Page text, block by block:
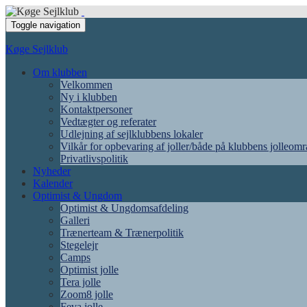
Toggle navigation
Køge Sejlklub
Om klubben
Velkommen
Ny i klubben
Kontaktpersoner
Vedtægter og referater
Udlejning af sejlklubbens lokaler
Vilkår for opbevaring af joller/både på klubbens
Privatlivspolitik
Nyheder
Kalender
Optimist & Ungdom
Optimist & Ungdomsafdeling
Galleri
Trænerteam & Trænerpolitik
Stegelejr
Camps
Optimist jolle
Tera jolle
Zoom8 jolle